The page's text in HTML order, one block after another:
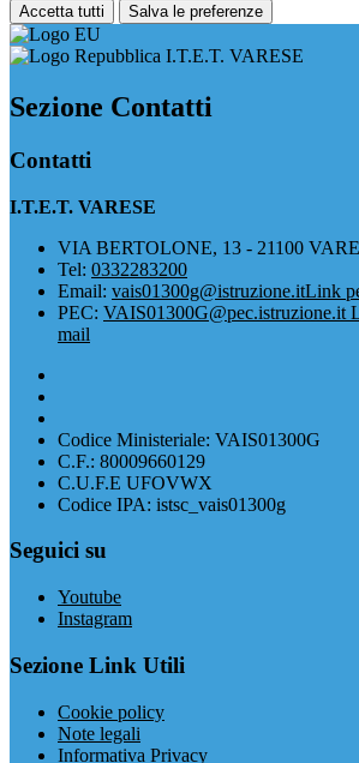
Accetta tutti Salva le preferenze
I.T.E.T. VARESE
Sezione Contatti
Contatti
I.T.E.T. VARESE
VIA BERTOLONE, 13 - 21100
Tel: 0332283200
Email: vais01300g@istruzione.itLink
PEC: VAIS01300G@pec.istruzione.it
mail
Codice Ministeriale: VAIS01300G
C.F.: 80009660129
C.U.F.E UFOVWX
Codice IPA: istsc_vais01300g
Seguici su
Youtube
Instagram
Sezione Link Utili
Cookie policy
Note legali
Informativa Privacy